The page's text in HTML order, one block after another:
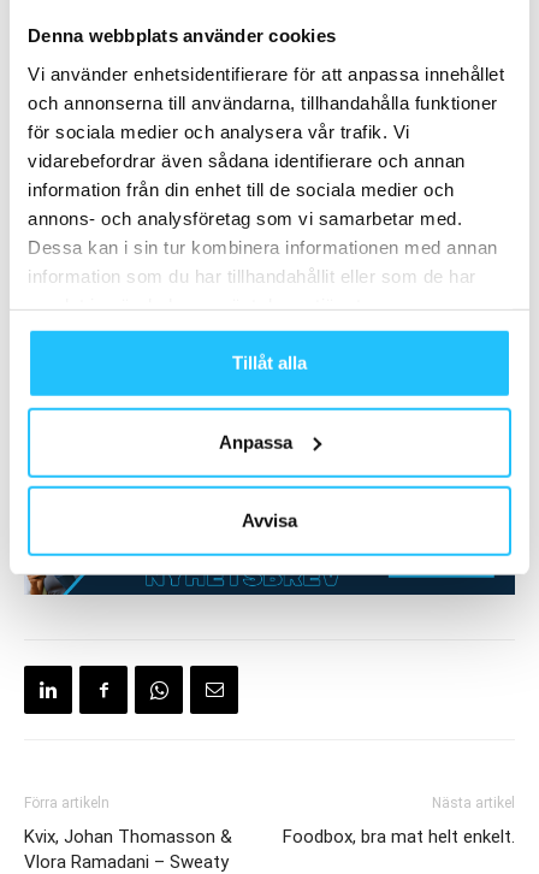
Denna webbplats använder cookies
Vi använder enhetsidentifierare för att anpassa innehållet
och annonserna till användarna, tillhandahålla funktioner
för sociala medier och analysera vår trafik. Vi
vidarebefordrar även sådana identifierare och annan
information från din enhet till de sociala medier och
annons- och analysföretag som vi samarbetar med.
Dessa kan i sin tur kombinera informationen med annan
information som du har tillhandahållit eller som de har
Tillåt alla
Anpassa
Avvisa
Återigen, kom ihåg attnya medlemmar är era bästa
ambassadörer när det gäller rekommendationer.Det
finns massor av möjligheter att bearbeta nya medlemmar
för att de ska bjuda med sina vänner. Det kan med fördel
ske direkt vid köpet av medlemskap,
deras första automatiserade hälsotips som ni förmedlar i
ett e-post, under kontakten med era tränare när det ska
telefonsamtal då ni efter ca 21 dagar ringer era
medlemmar för att kolla av ”om allt fungerar till deras
belåtenhet”.
Lyckas du maximera effekterna av dessa 10 punkter ökar
dina resultat från en intern kampanj dramatiskt.
Förra artikeln
Kvix, Johan Thomasson &
Vlora Ramadani – Sweaty
Nästa artikel
Foodbox, bra mat helt enkelt.